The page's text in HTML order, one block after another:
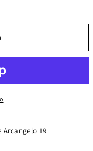
Arcangelo 19